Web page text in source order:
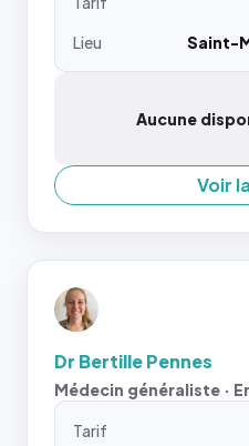
Lieu
Saint-
Aucune
Voir
Dr Bertille Pennes
Médecin généraliste ·
Tarif